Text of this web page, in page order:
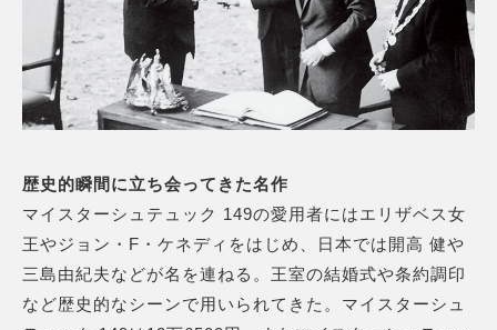
歴史的瞬間に立ち会ってきた名作
マイスターシュテュック 149の愛用者にはエリザベス女
王やジョン・F・ケネディをはじめ、日本では開高 健や
三島由紀夫などが名を連ねる。王室の結婚式や条約調印
など歴史的なシーンで用いられてきた。マイスターシュ